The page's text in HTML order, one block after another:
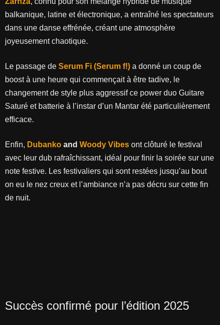
balkanique, latine et électronique, a entraîné les spectateurs
dans une danse effrénée, créant une atmosphère
joyeusement chaotique.
Le passage de Serum Fi (Serum f!) a donné un coup de
boost à une heure qui commençait à être tadive, le
changement de style plus aggressif ce power duo Guitare
Saturé et batterie à l’instar d’un Mantar été particulièrement
efficace.
Enfin, Dubanko and Woody Vibes ont clôturé le festival
avec leur dub rafraîchissant, idéal pour finir la soirée sur une
note festive. Les festivaliers qui sont restées jusqu’au bout
on eu le nez creux et l’ambiance n’a pas décru sur cette fin
de nuit.
Succès confirmé pour l’édition 2025